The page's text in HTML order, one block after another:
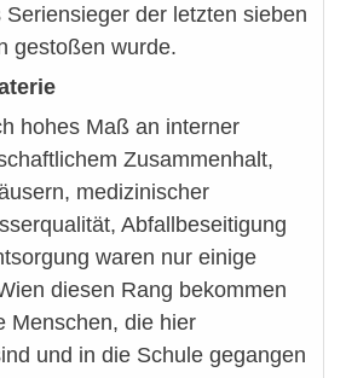
der letzten sieben
gestoßen wurde.
hohes Maß an interner
Zusammenhalt,
medizinischer
Abfallbeseitigung
waren nur einige
diesen Rang bekommen
Menschen, die hier
und in die Schule gegangen